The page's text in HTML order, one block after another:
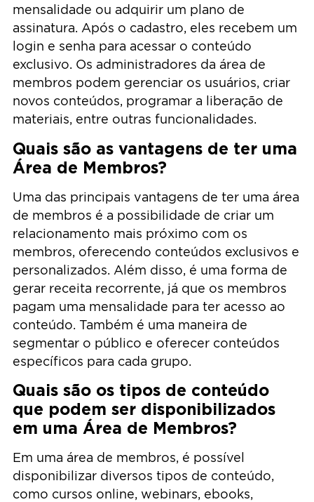
mensalidade ou adquirir um plano de
assinatura. Após o cadastro, eles recebem um
login e senha para acessar o conteúdo
exclusivo. Os administradores da área de
membros podem gerenciar os usuários, criar
novos conteúdos, programar a liberação de
materiais, entre outras funcionalidades.
Quais são as vantagens de ter uma
Área de Membros?
Uma das principais vantagens de ter uma área
de membros é a possibilidade de criar um
relacionamento mais próximo com os
membros, oferecendo conteúdos exclusivos e
personalizados. Além disso, é uma forma de
gerar receita recorrente, já que os membros
pagam uma mensalidade para ter acesso ao
conteúdo. Também é uma maneira de
segmentar o público e oferecer conteúdos
específicos para cada grupo.
Quais são os tipos de conteúdo
que podem ser disponibilizados
em uma Área de Membros?
Em uma área de membros, é possível
disponibilizar diversos tipos de conteúdo,
como cursos online, webinars, ebooks,